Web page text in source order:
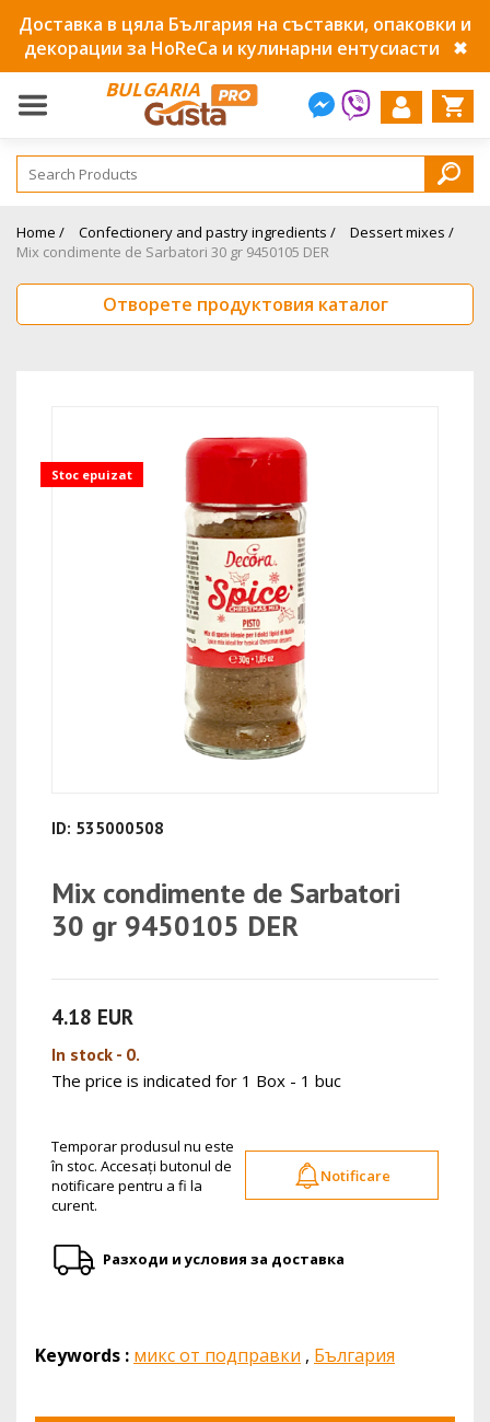
Доставка в цяла България на съставки, опаковки и
декорации за HoReCa и кулинарни ентусиасти
✖
BULGARIA
Home / Confectionery and pastry ingredients /
Dessert mixes /
Mix condimente de Sarbatori 30 gr 9450105 DER
Отворете продуктовия каталог
Stoc epuizat
ID: 535000508
Mix condimente de Sarbatori
30 gr 9450105 DER
4.18 EUR
In stock - 0.
The price is indicated for 1 Box - 1 buc
Temporar produsul nu este
în stoc. Accesați butonul de
notificare pentru a fi la
curent.
Notificare
Разходи и условия за доставка
Keywords : микс от подправки , България